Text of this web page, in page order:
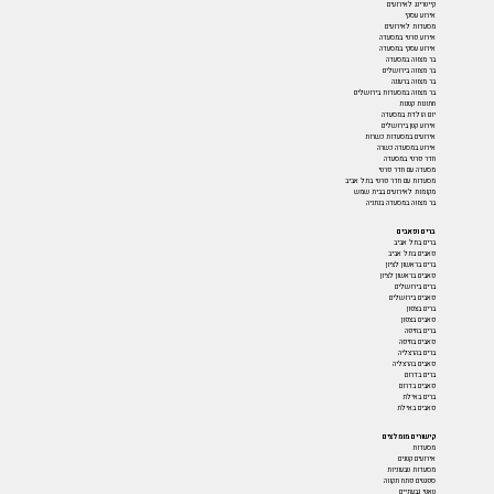
קייטרינג לאירועים
אירוע עסקי
מסעדות לאירועים
אירוע פרטי במסעדה
אירוע עסקי במסעדה
בר מצווה במסעדה
בר מצווה בירושלים
בר מצווה ברעננה
בר מצווה במסעדות בירושלים
חתונות קטנות
יום הולדת במסעדה
אירוע קטן בירושלים
אירועים במסעדות כשרות
אירוע במסעדה כשרה
חדר פרטי במסעדה
מסעדה עם חדר פרטי
מסעדות עם חדר פרטי בתל אביב
מקומות לאירועים בבית שמש
בר מצווה במסעדה בנתניה
ברים ופאבים
ברים בתל אביב
פאבים בתל אביב
ברים בראשון לציון
פאבים בראשון לציון
ברים בירושלים
פאבים בירושלים
ברים בצפון
פאבים בצפון
ברים בחיפה
פאבים בחיפה
ברים בהרצליה
פאבים בהרצליה
ברים בדרום
פאבים בדרום
ברים באילת
פאבים באילת
קישורים מומלצים
מסעדות
אירועים קטנים
מסעדות טבעוניות
ספגטים פתח תקווה